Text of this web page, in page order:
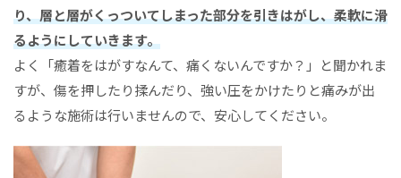
り、層と層がくっついてしまった部分を引きはがし、柔軟に滑
るようにしていきます。
よく「癒着をはがすなんて、痛くないんですか？」と聞かれま
すが、傷を押したり揉んだり、強い圧をかけたりと痛みが出
るような施術は行いませんので、安心してください。